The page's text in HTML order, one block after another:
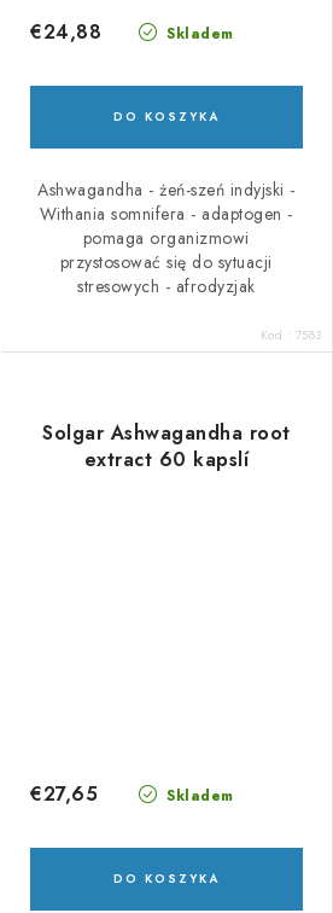
w
Skladem
€24,88
DO KOSZYKA
Ashwagandha - żeń-szeń indyjski -
Withania somnifera - adaptogen -
pomaga organizmowi
przystosować się do sytuacji
stresowych - afrodyzjak
Kod : 7583
Solgar Ashwagandha root
extract 60 kapslí
Skladem
€27,65
DO KOSZYKA